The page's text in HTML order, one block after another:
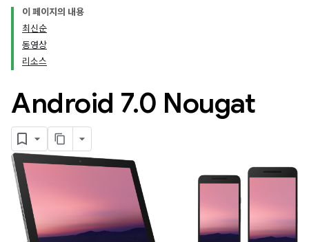
이 페이지의 내용
최신순
동영상
리소스
Android 7.0 Nougat